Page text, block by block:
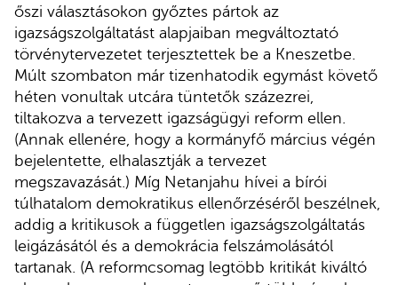
őszi választásokon győztes pártok az
igazságszolgáltatást alapjaiban megváltoztató
törvénytervezetet terjesztettek be a Kneszetbe.
Múlt szombaton már tizenhatodik egymást követő
héten vonultak utcára tüntetők százezrei,
tiltakozva a tervezett igazságügyi reform ellen.
(Annak ellenére, hogy a kormányfő március végén
bejelentette, elhalasztják a tervezet
megszavazását.) Míg Netanjahu hívei a bírói
túlhatalom demokratikus ellenőrzéséről beszélnek,
addig a kritikusok a független igazságszolgáltatás
leigázásától és a demokrácia felszámolásától
tartanak. (A reformcsomag legtöbb kritikát kiváltó